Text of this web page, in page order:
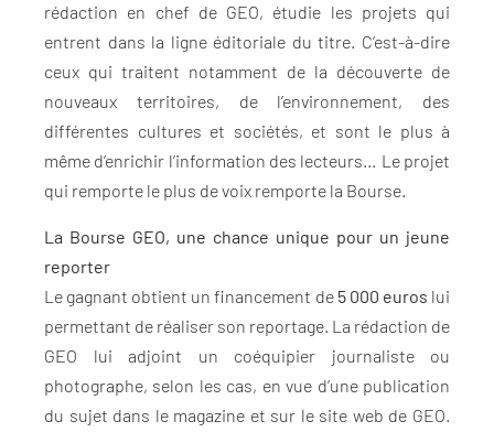
rédaction en chef de GEO, étudie les projets qui
entrent dans la ligne éditoriale du titre. C’est-à-dire
ceux qui traitent notamment de la découverte de
nouveaux territoires, de l’environnement, des
différentes cultures et sociétés, et sont le plus à
même d’enrichir l’information des lecteurs… Le projet
qui remporte le plus de voix remporte la Bourse.
La Bourse GEO, une chance unique pour un jeune
reporter
Le gagnant obtient un financement de 5 000 euros lui
permettant de réaliser son reportage. La rédaction de
GEO lui adjoint un coéquipier journaliste ou
photographe, selon les cas, en vue d’une publication
du sujet dans le magazine et sur le site web de GEO.